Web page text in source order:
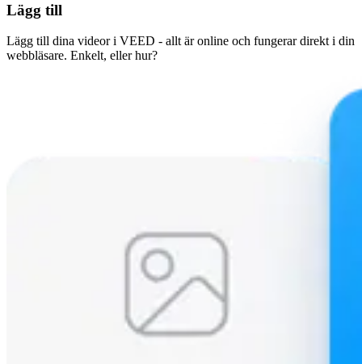
Lägg till
Lägg till dina videor i VEED - allt är online och fungerar direkt i din
webbläsare. Enkelt, eller hur?